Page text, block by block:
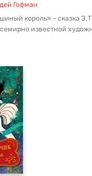
Гофман
король» - сказка
известной